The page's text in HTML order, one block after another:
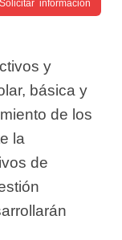
Solicitar información
y
básica y
de los
la
de